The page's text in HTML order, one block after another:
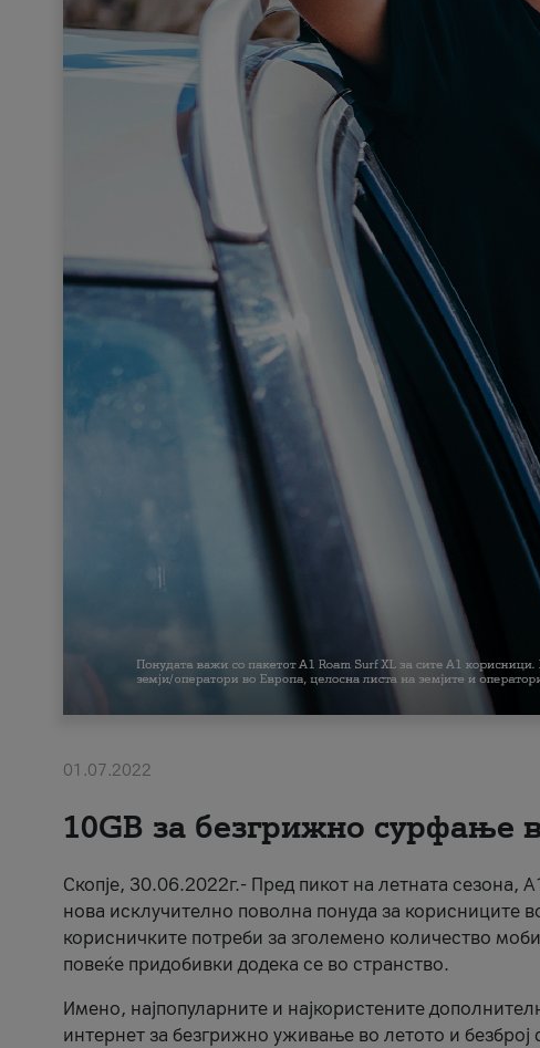
01.07.2022
10GB за безгрижно сурфање
Скопје, 30.06.2022г.- Пред пикот на летната сезона,
нова исклучително поволна понуда за корисниците
корисничките потреби за зголемено количество
повеќе придобивки додека се во странство.
Имено, најпопуларните и најкористените
интернет за безгрижно уживање во летото и